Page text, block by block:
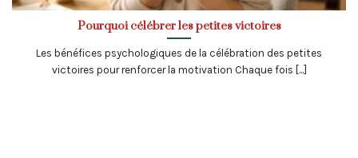
Pourquoi célébrer les petites victoires
Les bénéfices psychologiques de la célébration des petites
victoires pour renforcer la motivation Chaque fois [...]